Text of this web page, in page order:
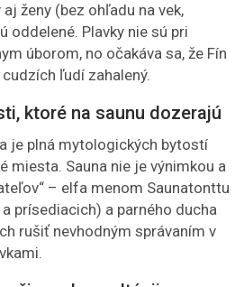
ženy (bez ohľadu na vek,
oddelené. Plavky nie sú pri
úborom, no očakáva sa, že Fín
ľudí zahalený.
ktoré na saunu dozerajú
je plná mytologických bytostí
miesta. Sauna nie je výnimkou a
– elfa menom Saunatonttu
prísediacich) a parného ducha
rušiť nevhodným správaním v